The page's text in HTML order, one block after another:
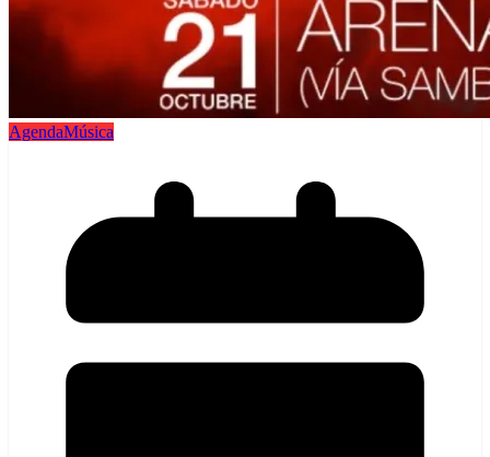
AgendaMúsica